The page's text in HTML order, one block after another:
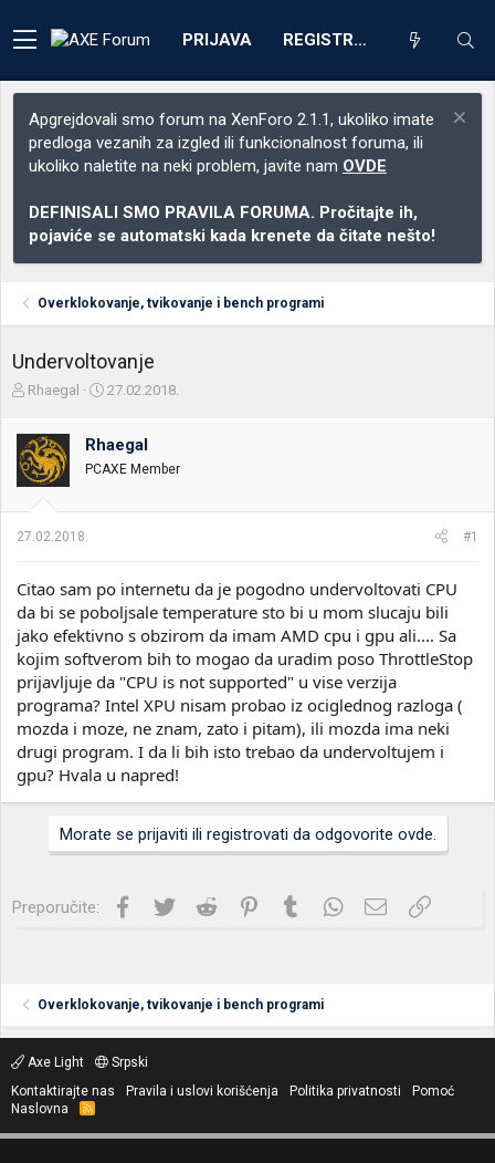
PRIJAVA REGISTRACIJA
Apgrejdovali smo forum na XenForo 2.1.1, ukoliko imate
predloga vezanih za izgled ili funkcionalnost foruma, ili
ukoliko naletite na neki problem, javite nam OVDE
DEFINISALI SMO PRAVILA FORUMA. Pročitajte ih,
pojaviće se automatski kada krenete da čitate nešto!
Overklokovanje, tvikovanje i bench programi
Undervoltovanje
Z
e
t
n
i
k
m
e
Rhaegal
D
u
m
o
t
a
a
27.02.2018.
Rhaegal
PCAXE Member
27.02.2018. #1
Citao sam po internetu da je pogodno undervoltovati CPU
da bi se poboljsale temperature sto bi u mom slucaju bili
jako efektivno s obzirom da imam AMD cpu i gpu ali.... Sa
kojim softverom bih to mogao da uradim poso ThrottleStop
prijavljuje da "CPU is not supported" u vise verzija
programa? Intel XPU nisam probao iz ociglednog razloga (
mozda i moze, ne znam, zato i pitam), ili mozda ima neki
drugi program. I da li bih isto trebao da undervoltujem i
gpu? Hvala u napred!
Morate se prijaviti ili registrovati da odgovorite ovde.
Preporučite: Facebook
Twitter Reddit PinterestTumblrWhatsApp
Imejl Link
Overklokovanje, tvikovanje i bench programi
Axe Light
Srpski
Kontaktirajte nas
Pravila i uslovi korišćenja Politika privatnosti
Pomoć
Naslovna
R
S